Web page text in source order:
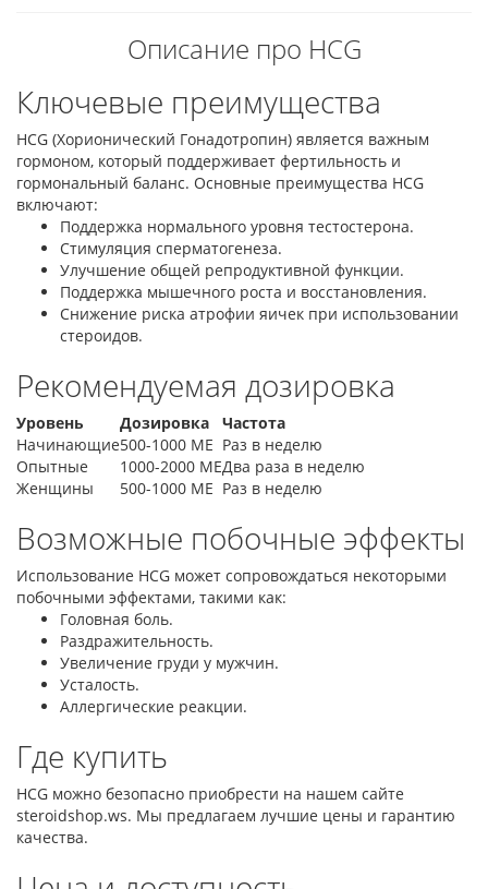
Описание про HCG
Ключевые преимущества
HCG (Хорионический Гонадотропин) является важным
гормоном, который поддерживает фертильность и
гормональный баланс. Основные преимущества HCG
включают:
Поддержка нормального уровня тестостерона.
Стимуляция сперматогенеза.
Улучшение общей репродуктивной функции.
Поддержка мышечного роста и восстановления.
Снижение риска атрофии яичек при использовании
стероидов.
Рекомендуемая дозировка
Уровень Дозировка
Частота
Начинающие500-1000 МЕ Раз в неделю
Опытные
1000-2000 МЕДва раза в неделю
Женщины
500-1000 МЕ Раз в неделю
Возможные побочные эффекты
Использование HCG может сопровождаться некоторыми
побочными эффектами, такими как:
Головная боль.
Раздражительность.
Увеличение груди у мужчин.
Усталость.
Аллергические реакции.
Где купить
HCG можно безопасно приобрести на нашем сайте
steroidshop.ws. Мы предлагаем лучшие цены и гарантию
качества.